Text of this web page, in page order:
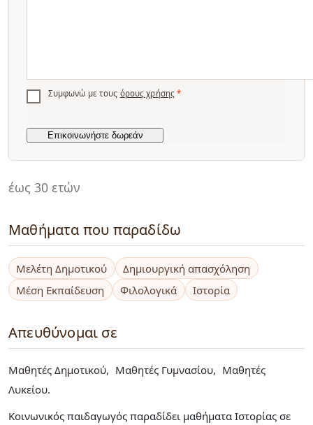
έως 30 ετών
Μαθήματα που παραδίδω
Μελέτη Δημοτικού
Δημιουργική απασχόληση
Μέση Εκπαίδευση
Φιλολογικά Ιστορία
Απευθύνομαι σε
Μαθητές Δημοτικού Μαθητές Γυμνασίου
Μαθητές
Λυκείου
Κοινωνικός παιδαγωγός παραδίδει μαθήματα Ιστορίας σε
Συμφωνώ με τους όρους χρήσης *